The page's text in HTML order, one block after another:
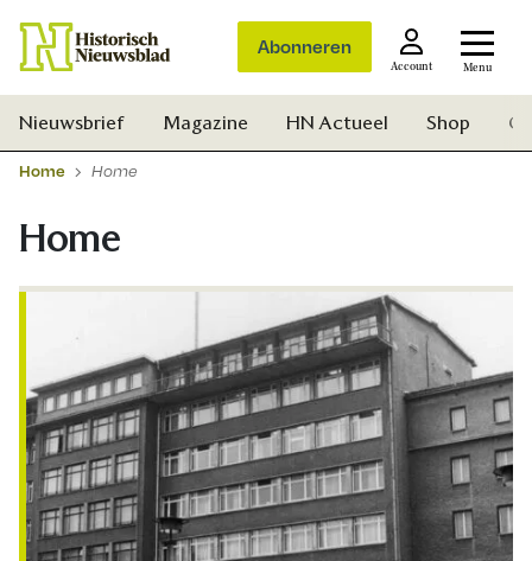
Abonneren
Account Menu
Zoek
Nieuwsbrief Magazine HN Actueel Shop
Home Home
Home